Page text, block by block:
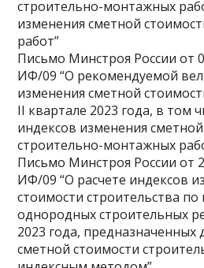
строительно-монтажных
изменения сметной
работ”
Письмо Минстроя России от
ИФ/09 “О рекомендуемой
изменения сметной
II квартале 2023 года, в том
индексов изменения
строительно-монтажных
Письмо Минстроя России от
ИФ/09 “О расчете индексов
стоимости строительства по
однородных строительных
2023 года, предназначенных
сметной стоимости